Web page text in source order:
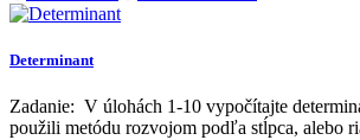
Determinant
Zadanie: V úlohách 1-10 vypočítajte
použili metódu rozvojom podľa stĺpca, alebo